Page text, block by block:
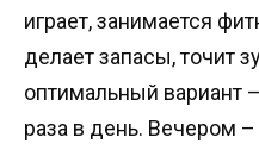
играет, занимается
делает запасы, точит
оптимальный вариант
раза в день. Вечером